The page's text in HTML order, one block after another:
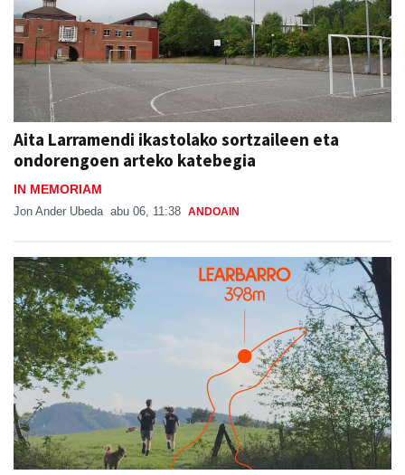
Aita Larramendi ikastolako sortzaileen eta
ondorengoen arteko katebegia
IN MEMORIAM
Jon Ander Ubeda abu 06, 11:38 ANDOAIN